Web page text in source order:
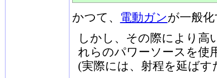
かつて、 電動ガンが一般
しかし、その際により高
れらのパワーソースを使
(実際には、射程を延ば